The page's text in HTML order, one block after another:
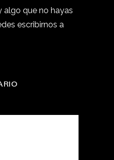
algo que no hayas
escribirnos a